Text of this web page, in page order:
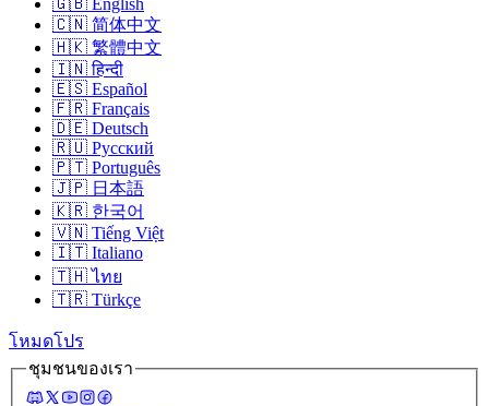
🇬🇧 English
🇨🇳 简体中文
🇭🇰 繁體中文
🇮🇳 हिन्दी
🇪🇸 Español
🇫🇷 Français
🇩🇪 Deutsch
🇷🇺 Русский
🇵🇹 Português
🇯🇵 日本語
🇰🇷 한국어
🇻🇳 Tiếng Việt
🇮🇹 Italiano
🇹🇭 ไทย
🇹🇷 Türkçe
โหมดโปร
ชุมชนของเรา